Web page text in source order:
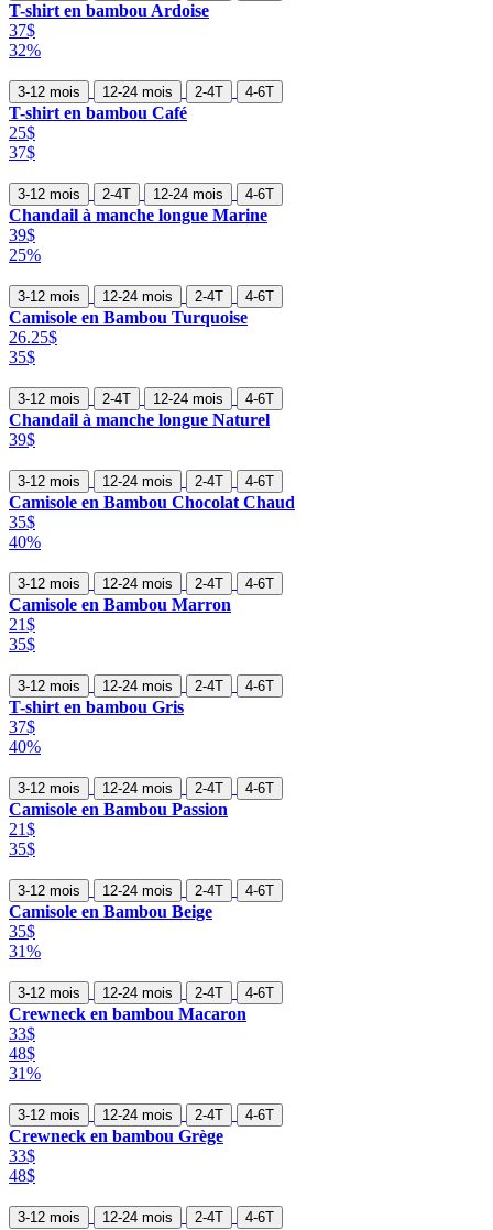
T-shirt en bambou Ardoise
37$
32%
3-12 mois 12-24 mois 2-4T 4-6T
T-shirt en bambou Café
25$
37$
3-12 mois 2-4T 12-24 mois 4-6T
Chandail à manche longue Marine
39$
25%
3-12 mois 12-24 mois 2-4T 4-6T
Camisole en Bambou Turquoise
26.25$
35$
3-12 mois 2-4T 12-24 mois 4-6T
Chandail à manche longue Naturel
39$
3-12 mois 12-24 mois 2-4T 4-6T
Camisole en Bambou Chocolat Chaud
35$
40%
3-12 mois 12-24 mois 2-4T 4-6T
Camisole en Bambou Marron
21$
35$
3-12 mois 12-24 mois 2-4T 4-6T
T-shirt en bambou Gris
37$
40%
3-12 mois 12-24 mois 2-4T 4-6T
Camisole en Bambou Passion
21$
35$
3-12 mois 12-24 mois 2-4T 4-6T
Camisole en Bambou Beige
35$
31%
3-12 mois 12-24 mois 2-4T 4-6T
Crewneck en bambou Macaron
33$
48$
31%
3-12 mois 12-24 mois 2-4T 4-6T
Crewneck en bambou Grège
33$
48$
3-12 mois 12-24 mois 2-4T 4-6T